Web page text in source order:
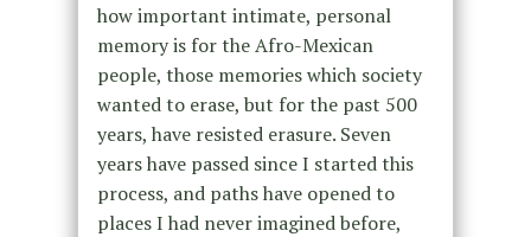
how important intimate, personal
memory is for the Afro-Mexican
people, those memories which society
wanted to erase, but for the past 500
years, have resisted erasure. Seven
years have passed since I started this
process, and paths have opened to
places I had never imagined before,